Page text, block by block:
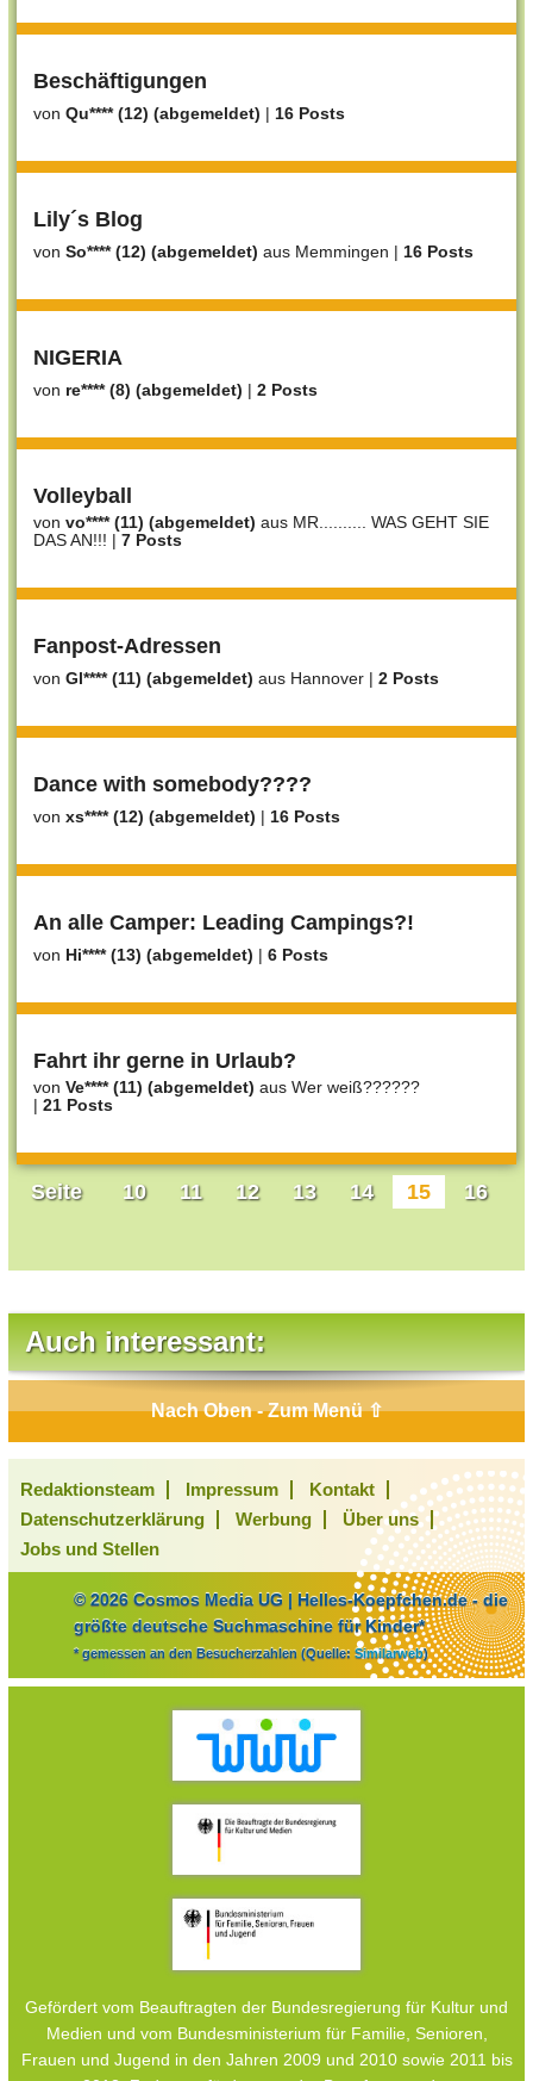
Beschäftigungen
von Qu**** (12) (abgemeldet) | 16 Posts
Lily´s Blog
von So**** (12) (abgemeldet) aus Memmingen | 16 Posts
NIGERIA
von re**** (8) (abgemeldet) | 2 Posts
Volleyball
von vo**** (11) (abgemeldet) aus MR.......... WAS GEHT SIE
DAS AN!!! | 7 Posts
Fanpost-Adressen
von Gl**** (11) (abgemeldet) aus Hannover | 2 Posts
Dance with somebody????
von xs**** (12) (abgemeldet) | 16 Posts
An alle Camper: Leading Campings?!
von Hi**** (13) (abgemeldet) | 6 Posts
Fahrt ihr gerne in Urlaub?
von Ve**** (11) (abgemeldet) aus Wer weiß??????
| 21 Posts
Seite 10 11 12 13 14 15 16
Auch interessant:
Nach Oben - Zum Menü ⇧
Redaktionsteam Impressum
Kontakt
Datenschutzerklärung
Werbung
Über uns
Jobs und Stellen
© 2026 Cosmos Media UG | Helles-Koepfchen.de - die
größte deutsche Suchmaschine für Kinder*
* gemessen an den Besucherzahlen (Quelle: Similarweb)
Gefördert vom Beauftragten der Bundesregierung für Kultur und
Medien und vom Bundesministerium für Familie, Senioren,
Frauen und Jugend in den Jahren 2009 und 2010 sowie 2011 bis